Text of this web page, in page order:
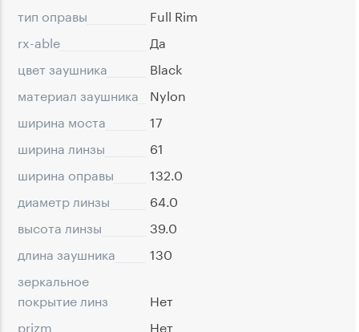
тип оправы
Full Rim
rx-able
Да
цвет заушника
Black
материал заушника
Nylon
ширина моста
17
ширина линзы
61
ширина оправы
132.0
диаметр линзы
64.0
высота линзы
39.0
длина заушника
130
зеркальное
покрытие линз
Нет
prizm
Нет